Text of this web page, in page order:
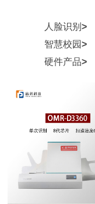
人脸识别 >
智慧校园>
硬件产品>